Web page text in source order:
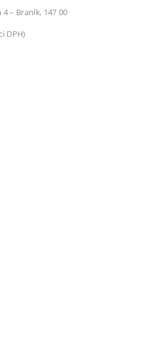
– Braník, 147 00
DPH)